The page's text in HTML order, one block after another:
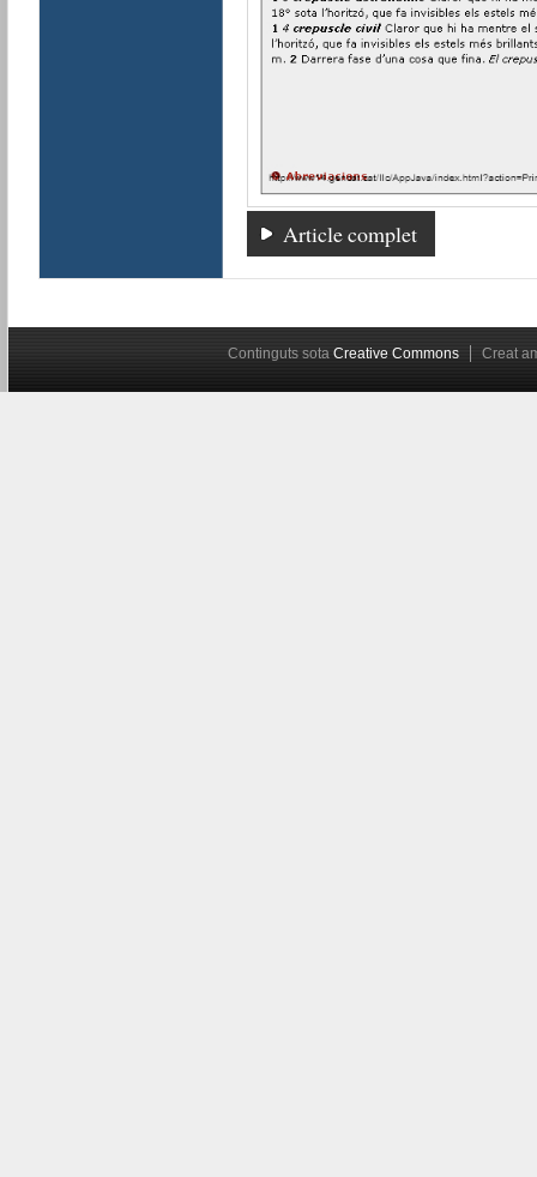
Article complet
Continguts sota Creative Commons Creat